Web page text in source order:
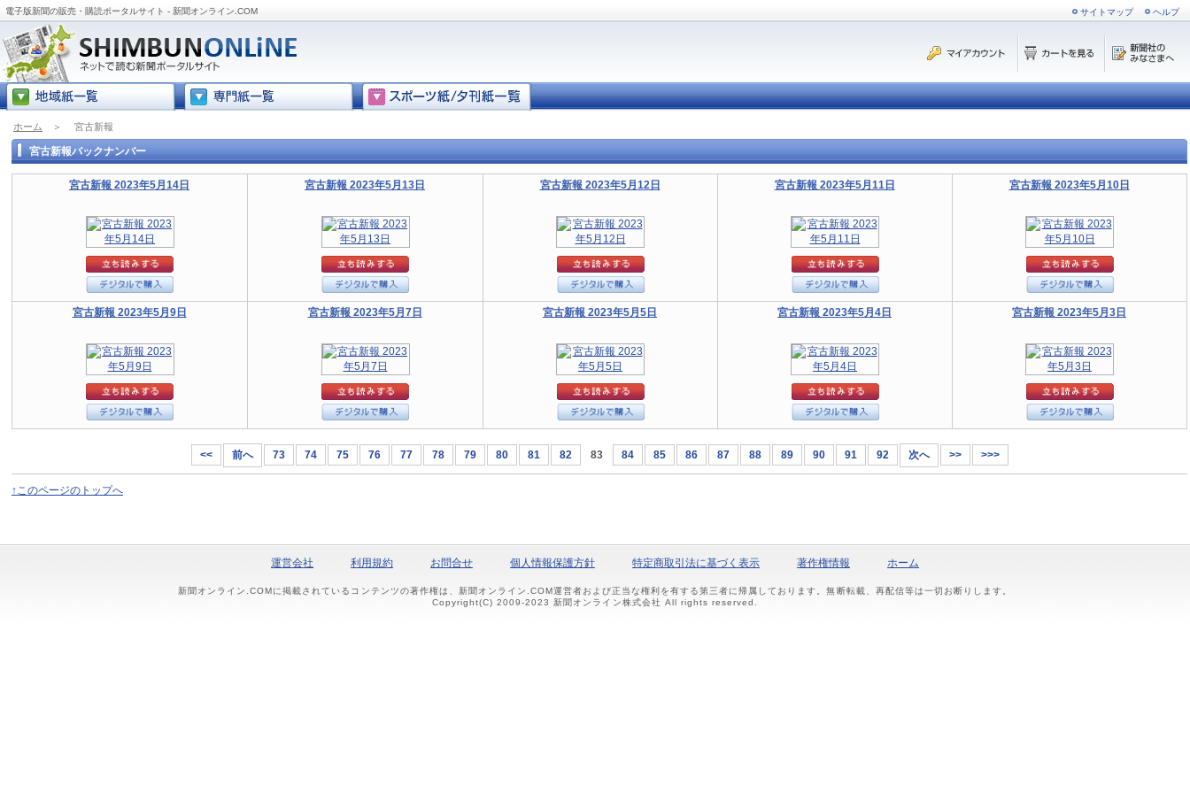
電子版新聞の販売・購読ポータルサイト - 新聞オンライン.COM サイトマップ ヘルプ
ホーム ＞ 宮古新報
宮古新報バックナンバー
宮古新報 2023年5月14日 宮古新報 2023年5月13日 宮古新報 2023年5月12日 宮古新報 2023年5月11日 宮古新報 2023年5月10日
宮古新報 2023年5月9日 宮古新報 2023年5月7日 宮古新報 2023年5月5日 宮古新報 2023年5月4日 宮古新報 2023年5月3日
<< 前へ 73 74 75 76 77 78 79 80 81 82 83 84 85 86 87 88 89 90 91 92 次へ >> >>>
↑このページのトップへ
運営会社 利用規約 お問合せ 個人情報保護方針 特定商取引法に基づく表示 著作権情報 ホーム
新聞オンライン.COMに掲載されているコンテンツの著作権は、新聞オンライン.COM運営者および正当な権利を有する第三者に帰属しております。無断転載、再配信等は一切お断りします。
Copyright(C) 2009-2023 新聞オンライン株式会社 All rights reserved.